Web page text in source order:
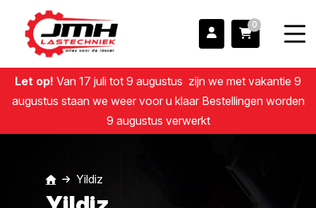
0
Let op! Van 17 juli tot 9 augustus zijn we met vakantie 9
augustus staan we weer voor u klaar Bestellingen worden
9 augustus verwerkt
Yildiz